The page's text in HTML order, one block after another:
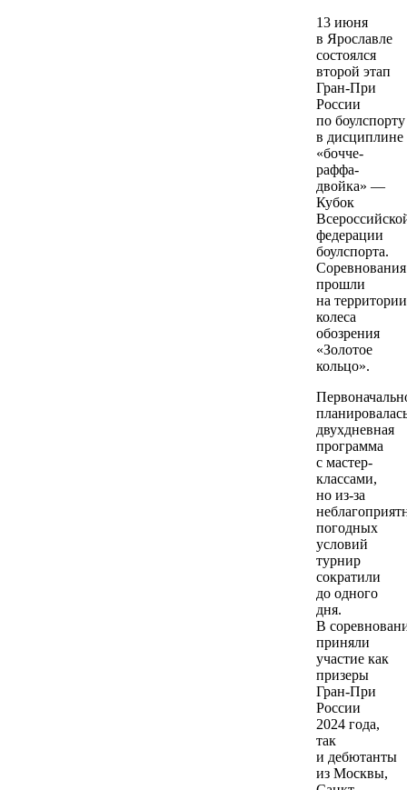
13 июня
в Ярославле
состоялся
второй этап
Гран-При
России
по боулспорту
в дисциплине
«бочче-
раффа-
двойка» —
Кубок
федерации
боулспорта.
Соревнования
прошли
на территории
колеса
обозрения
«Золотое
кольцо».
двухдневная
программа
с мастер-
классами,
но из-за
погодных
условий
турнир
сократили
до одного
дня.
В
приняли
участие как
призеры
Гран-При
России
2024 года,
так
и дебютанты
из Москвы,